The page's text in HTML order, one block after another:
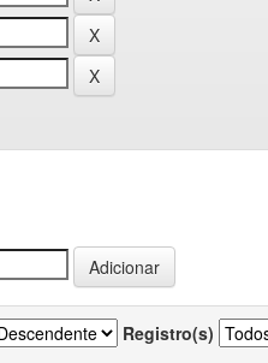
Registro(s)